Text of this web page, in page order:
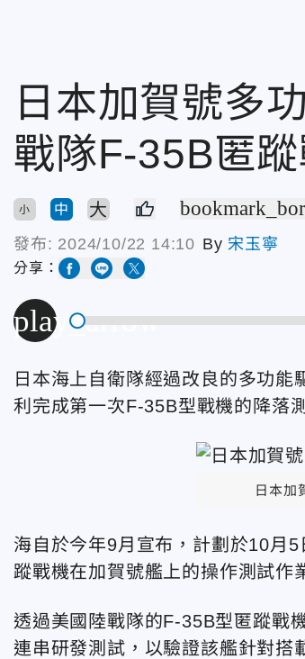
日本加賀號多
戰隊F-35B匿
小 中 大
發布: 2024/10/22 14:10 By宋玉寧
分享：
play_arrow
日本海上自衛隊經過改良的多功
利完成第一次F-35B型戰機的降落
日本加
海自於今年9月宣布，計劃於10月
蹤戰機在加賀號艦上的操作測試作
透過美國陸戰隊的F-35B型匿蹤戰
連串研發測試，以驗證該艦針對